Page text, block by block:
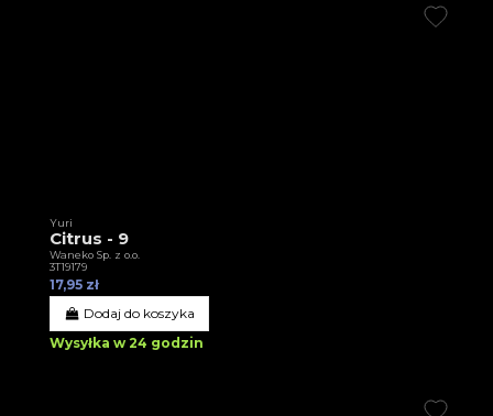
Yuri
Citrus - 9
Waneko Sp. z o.o.
3T19179
17,95 zł
Dodaj do koszyka
Wysyłka w 24 godzin